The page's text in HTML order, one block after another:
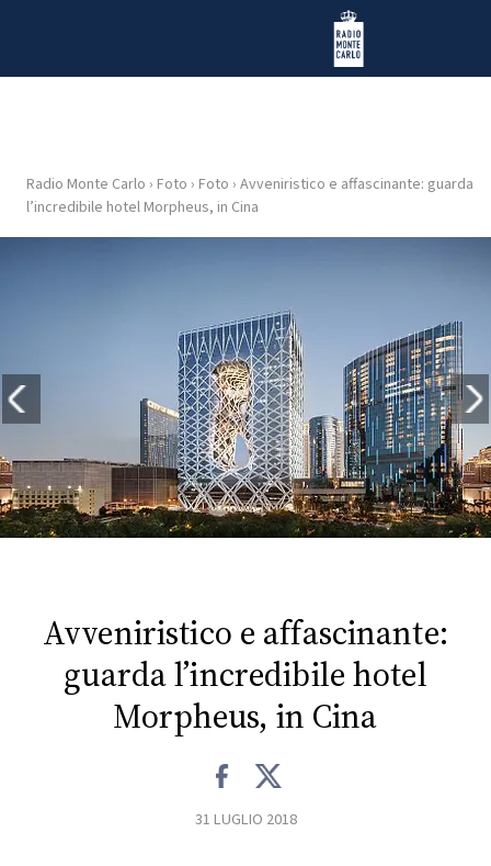
Radio Monte Carlo
HOME
NEWS
FOTO
EVENTI
Radio Monte Carlo › Foto › Foto › Avveniristico e affascinante: guarda
l’incredibile hotel Morpheus, in Cina
Avveniristico e affascinante:
guarda l’incredibile hotel
Morpheus, in Cina
31 LUGLIO 2018